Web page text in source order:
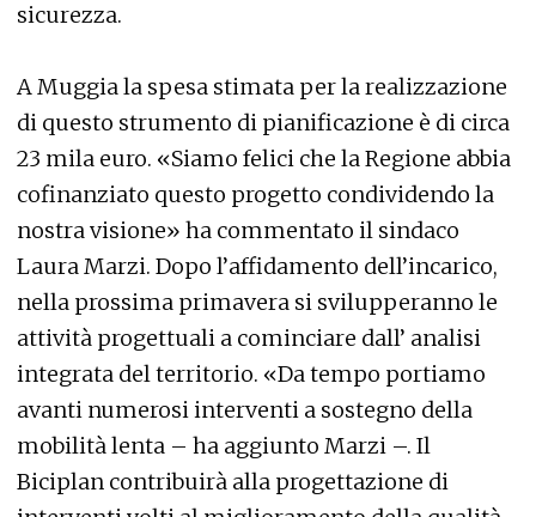
sicurezza.
A Muggia la spesa stimata per la realizzazione
di questo strumento di pianificazione è di circa
23 mila euro. «Siamo felici che la Regione abbia
cofinanziato questo progetto condividendo la
nostra visione» ha commentato il sindaco
Laura Marzi. Dopo l’affidamento dell’incarico,
nella prossima primavera si svilupperanno le
attività progettuali a cominciare dall’ analisi
integrata del territorio. «Da tempo portiamo
avanti numerosi interventi a sostegno della
mobilità lenta – ha aggiunto Marzi –. Il
Biciplan contribuirà alla progettazione di